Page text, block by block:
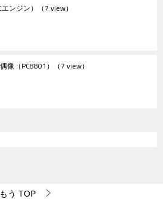
ンジン） （7 view）
像（PC8801） （7 view）
う TOP